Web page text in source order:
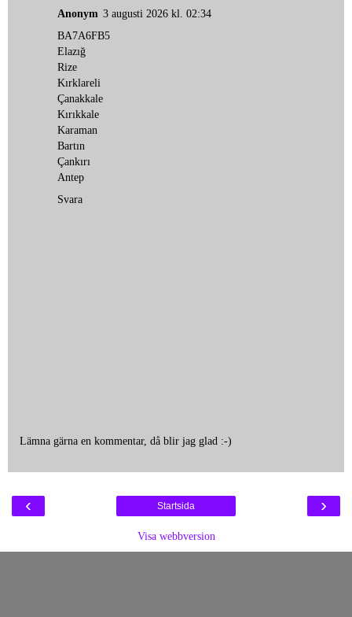
Anonym 3 augusti 2026 kl. 02:34
BA7A6FB5
Elazığ
Rize
Kırklareli
Çanakkale
Kırıkkale
Karaman
Bartın
Çankırı
Antep
Svara
Lämna gärna en kommentar, då blir jag glad :-)
‹ ›
Startsida
Visa webbversion